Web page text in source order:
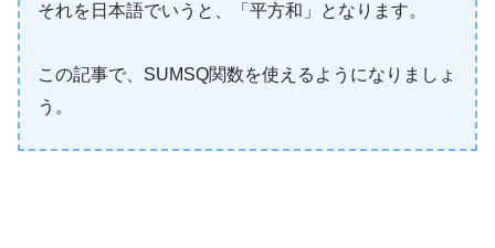
それを日本語でいうと、「平方和」となります。
この記事で、SUMSQ関数を使えるようになりましょ
う。